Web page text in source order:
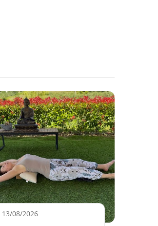
13/08/2026